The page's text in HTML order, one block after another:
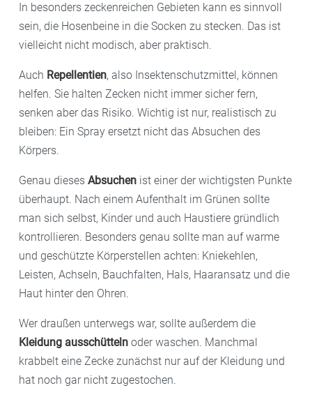
In besonders zeckenreichen Gebieten kann es sinnvoll
sein, die Hosenbeine in die Socken zu stecken. Das ist
vielleicht nicht modisch, aber praktisch.
Auch Repellentien, also Insektenschutzmittel, können
helfen. Sie halten Zecken nicht immer sicher fern,
senken aber das Risiko. Wichtig ist nur, realistisch zu
bleiben: Ein Spray ersetzt nicht das Absuchen des
Körpers.
Genau dieses Absuchen ist einer der wichtigsten Punkte
überhaupt. Nach einem Aufenthalt im Grünen sollte
man sich selbst, Kinder und auch Haustiere gründlich
kontrollieren. Besonders genau sollte man auf warme
und geschützte Körperstellen achten: Kniekehlen,
Leisten, Achseln, Bauchfalten, Hals, Haaransatz und die
Haut hinter den Ohren.
Wer draußen unterwegs war, sollte außerdem die
Kleidung ausschütteln oder waschen. Manchmal
krabbelt eine Zecke zunächst nur auf der Kleidung und
hat noch gar nicht zugestochen.